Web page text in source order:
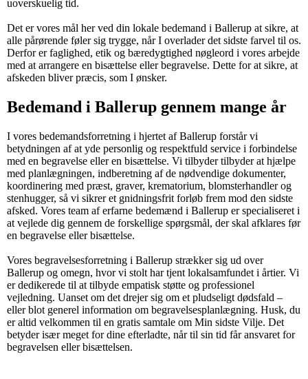
uoverskuelig tid. ​
Det er vores mål her ved din lokale bedemand i Ballerup at sikre, at
alle pårørende føler sig trygge, når I overlader det sidste farvel til os.
Derfor er faglighed, etik og bæredygtighed nøgleord i vores arbejde
med at arrangere en bisættelse eller begravelse. Dette for at sikre, at
afskeden bliver præcis, som I ønsker.
Bedemand i Ballerup gennem mange år
I vores bedemandsforretning i hjertet af Ballerup forstår vi
betydningen af at yde personlig og respektfuld service i forbindelse
med en begravelse eller en bisættelse. Vi tilbyder tilbyder at hjælpe
med planlægningen, indberetning af de nødvendige dokumenter,
koordinering med præst, graver, krematorium, blomsterhandler og
stenhugger, så vi sikrer et gnidningsfrit forløb frem mod den sidste
afsked. Vores team af erfarne bedemænd i Ballerup er specialiseret i
at vejlede dig gennem de forskellige spørgsmål, der skal afklares før
en begravelse eller bisættelse.
Vores begravelsesforretning i Ballerup strækker sig ud over
Ballerup og omegn, hvor vi stolt har tjent lokalsamfundet i årtier. Vi
er dedikerede til at tilbyde empatisk støtte og professionel
vejledning. Uanset om det drejer sig om et pludseligt dødsfald –
eller blot generel information om begravelsesplanlægning. Husk, du
er altid velkommen til en gratis samtale om Min sidste Vilje. Det
betyder især meget for dine efterladte, når til sin tid får ansvaret for
begravelsen eller bisættelsen.